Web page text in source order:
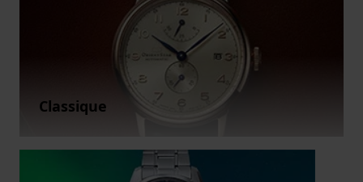
Classique